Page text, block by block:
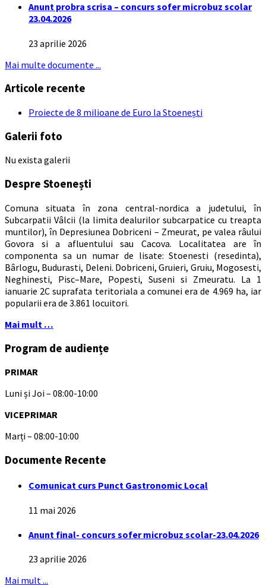
Anunt probra scrisa – concurs sofer microbuz scolar
23.04.2026
23 aprilie 2026
Mai multe documente ...
Articole recente
Proiecte de 8 milioane de Euro la Stoenești
Galerii foto
Nu exista galerii
Despre Stoenești
Comuna situata în zona central-nordica a judetului, în
Subcarpatii Vâlcii (la limita dealurilor subcarpatice cu treapta
muntilor), în Depresiunea Dobriceni – Zmeurat, pe valea râului
Govora si a afluentului sau Cacova. Localitatea are în
componenta sa un numar de lisate: Stoenesti (resedinta),
Bârlogu, Budurasti, Deleni. Dobriceni, Gruieri, Gruiu, Mogosesti,
Neghinesti, Pisc–Mare, Popesti, Suseni si Zmeuratu. La 1
ianuarie 2C suprafata teritoriala a comunei era de 4.969 ha, iar
popularii era de 3.861 locuitori.
Mai mult …
Program de audiențe
PRIMAR
Luni și Joi – 08:00-10:00
VICEPRIMAR
Marți – 08:00-10:00
Documente Recente
Comunicat curs Punct Gastronomic Local
11 mai 2026
Anunt final- concurs sofer microbuz scolar-23.04.2026
23 aprilie 2026
Mai mult ...